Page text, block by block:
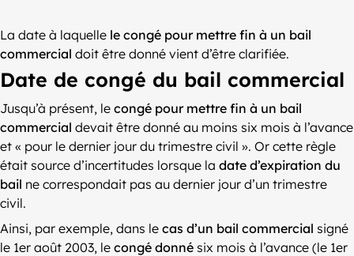
La date à laquelle le congé pour mettre fin à un bail
commercial doit être donné vient d’être clarifiée.
Date de congé du bail commercial
Jusqu’à présent, le congé pour mettre fin à un bail
commercial devait être donné au moins six mois à l’avance
et « pour le dernier jour du trimestre civil ». Or cette règle
était source d’incertitudes lorsque la date d’expiration du
bail ne correspondait pas au dernier jour d’un trimestre
civil.
Ainsi, par exemple, dans le cas d’un bail commercial signé
le 1er août 2003, le congé donné six mois à l’avance (le 1er